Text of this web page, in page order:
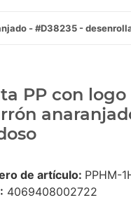
- #D38235 -
PP con
de artículo: PPHM-
4069408002722